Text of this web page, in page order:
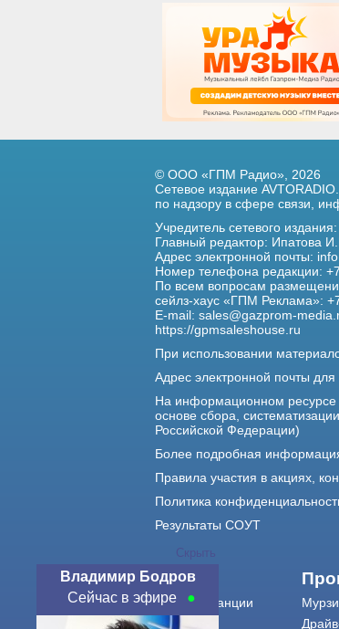
Скрыть
Владимир Бодров
Сейчас в эфире
© ООО «ГПМ Радио», 2026
Сетевое издание
по надзору в сфере связи,
Учредитель сетевого
Главный редактор: Ипатова
Адрес электронной почты:
Номер телефона редакции:
По всем вопросам
сейлз-хаус «ГПМ Реклама»:
E-mail: sales@gazprom-
https://gpmsaleshouse.ru
При использовании
Адрес электронной почты
На информационном ресурсе
основе сбора,
Российской Федерации)
Более подробная
Правила участия в акциях,
Политика
Результаты СОУТ
О нас
О радиостанции
Команда